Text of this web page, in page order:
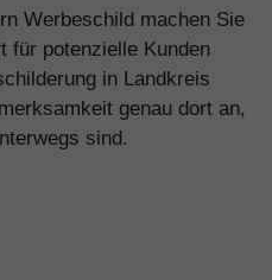
Werbeschild machen Sie
für potenzielle Kunden
in Landkreis
genau dort an,
sind.